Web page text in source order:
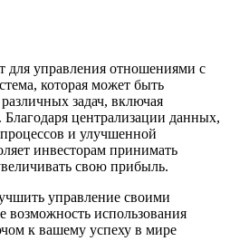
для управления отношениями с
которая может быть
задач, включая
централизации данных,
и улучшенной
инвесторам принимать
свою прибыль.
управление своими
возможность использования
к вашему успеху в мире